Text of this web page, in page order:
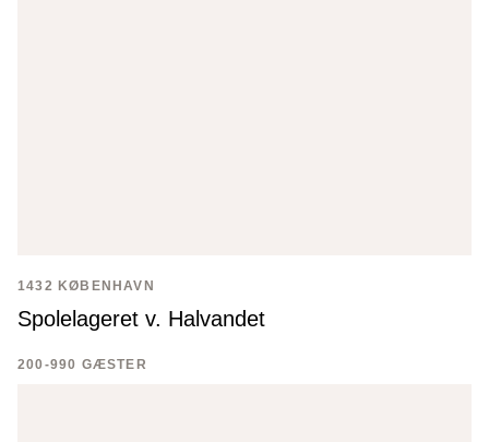
1432 KØBENHAVN
Spolelageret v. Halvandet
200-990 GÆSTER